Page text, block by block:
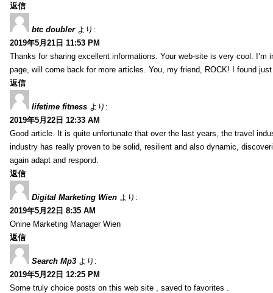
返信
btc doubler より:
2019年5月21日 11:53 PM
Thanks for sharing excellent informations. Your web-site is very cool.
page, will come back for more articles. You, my friend, ROCK! I found
返信
lifetime fitness より:
2019年5月22日 12:33 AM
Good article. It is quite unfortunate that over the last years, the travel
industry has really proven to be solid, resilient and also dynamic,
again adapt and respond.
返信
Digital Marketing Wien より:
2019年5月22日 8:35 AM
Onine Marketing Manager Wien
返信
Search Mp3 より:
2019年5月22日 12:25 PM
Some truly choice posts on this web site , saved to favorites .